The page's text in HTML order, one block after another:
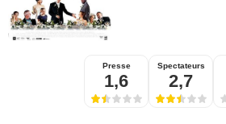
Presse
1,6
Spectateurs
2,7